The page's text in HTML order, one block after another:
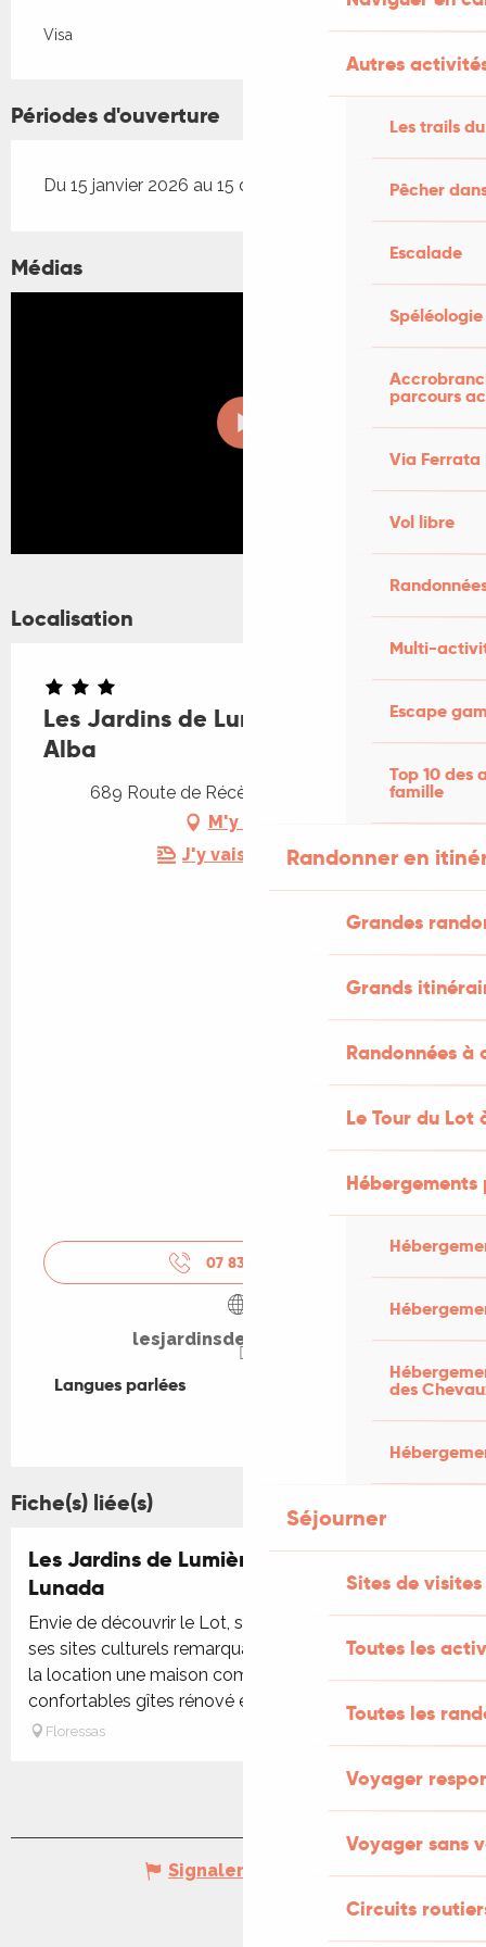
Autres
Les trails
Pêcher
Escalade
Spéléologie
parcours
Via Ferrata
Vol libre
Multi-
Escape
Top 10 des
famille
Randonner en
Grandes
Grands
Randonnées
Le Tour du Lot
des
Séjourner
Sites de visites
Toutes les
Toutes les
Voyager
Voyager sans
Circuits
Visa
Périodes d'ouverture
Du 15 janvier 2026 au 15 décembre 2026
Médias
Localisation
Les Jardins de Lumière - Le Gîte
Alba
689 Route de Récès, 46700 Floressas
M'y rendre
J'y vais en train !
07 83 09 37
lesjardinsdelumiere.org
Langues parlées
Langues parlées
Fiche(s) liée(s)
Les Jardins de Lumière - Gîtes Alba et
Lunada
Envie de découvrir le Lot, ses paysages sublimes et
ses sites culturels remarquables? Nous proposons à
la location une maison composée de deux
confortables gîtes rénové et tout...
Floressas
Signaler une erreur